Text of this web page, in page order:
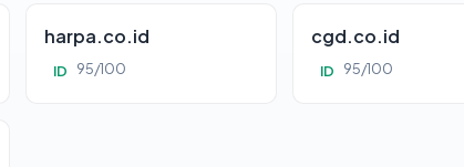
harpa.co.id
ID 95/100
cgd.co.id
ID 95/100